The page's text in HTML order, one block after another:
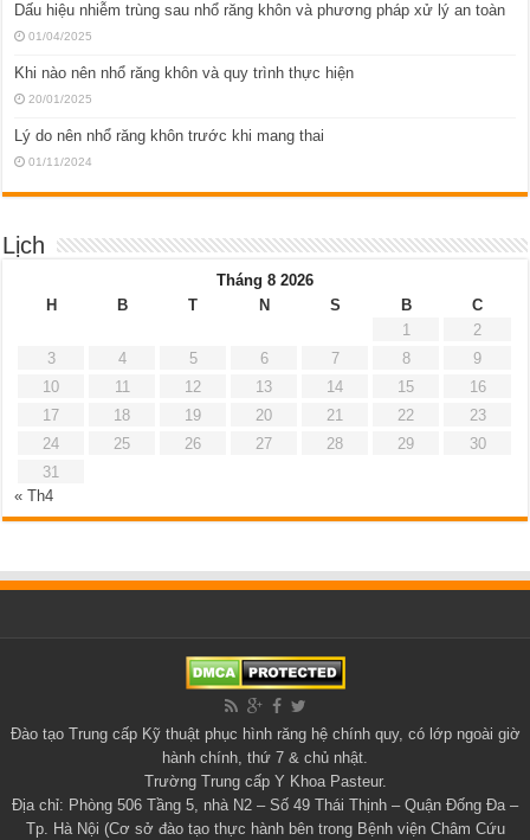
Dấu hiệu nhiễm trùng sau nhổ răng khôn và phương pháp xử lý an toàn
01/04/2025
Khi nào nên nhổ răng khôn và quy trình thực hiện
20/01/2025
Lý do nên nhổ răng khôn trước khi mang thai
01/11/2024
Lịch
Tháng 8 2026
H
B T N S B
C
1
2
3
4 5 6 7 8
9
10
11 12 13 14 15
16
17
18 19 20 21 22
23
24
25 26 27 28 29
30
31
« Th4
Đào tạo Trung cấp Kỹ thuật phục hình rănghệ chính quy, có lớp ngoài giờ
hành chính, thứ 7 & chủ nhật.
Trường Trung cấp Y Khoa Pasteur.
Địa chỉ: Phòng 506 Tầng 5, nhà N2 – Số 49 Thái Thịnh – Quận Đống Đa –
Tp. Hà Nội (Cơ sở đào tạo thực hành bên trong Bệnh viện Châm Cứu